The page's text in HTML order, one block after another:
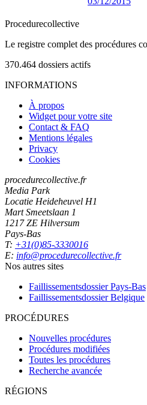
Procedurecollective
Le registre complet des procédures
370.464 dossiers actifs
INFORMATIONS
À propos
Widget pour votre site
Contact & FAQ
Mentions légales
Privacy
Cookies
procedurecollective.fr
Media Park
Locatie Heideheuvel H1
Mart Smeetslaan 1
1217 ZE Hilversum
Pays-Bas
T: +31(0)85-3330016
E: info@procedurecollective.fr
Nos autres sites
Faillissementsdossier Pays-Bas
Faillissementsdossier Belgique
PROCÉDURES
Nouvelles procédures
Procédures modifiées
Toutes les procédures
Recherche avancée
RÉGIONS